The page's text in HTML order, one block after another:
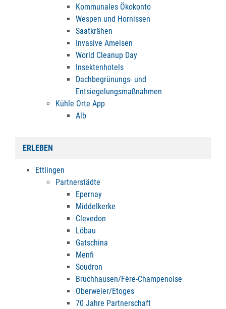
Kommunales Ökokonto
Wespen und Hornissen
Saatkrähen
Invasive Ameisen
World Cleanup Day
Insektenhotels
Dachbegrünungs- und
Entsiegelungsmaßnahmen
Kühle Orte App
Alb
ERLEBEN
Ettlingen
Partnerstädte
Epernay
Middelkerke
Clevedon
Löbau
Gatschina
Menfi
Soudron
Bruchhausen/Fère-Champenoise
Oberweier/Etoges
70 Jahre Partnerschaft